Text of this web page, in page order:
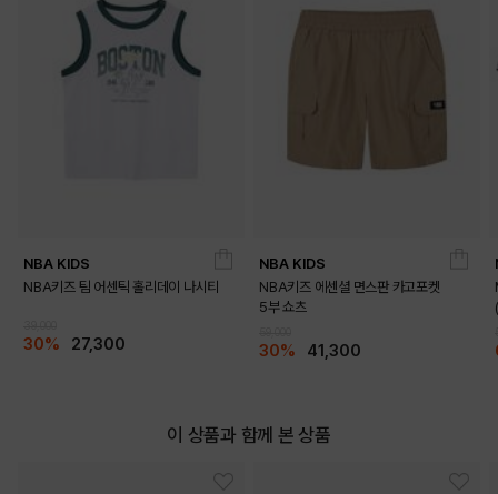
NBA KIDS
NBA키즈 팀 어센틱 홀리데이 나시티
30% 27,300
NBA KIDS
NBA키즈 에센셜 면스판 카고포켓
5부 쇼츠
30% 41,300
이 상품과 함께 본 상품